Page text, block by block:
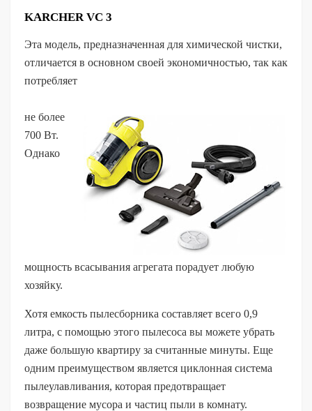
KARCHER VC 3
Эта модель, предназначенная для химической чистки,
отличается в основном своей экономичностью, так как
потребляет
не более
700 Вт.
Однако
мощность всасывания агрегата порадует любую
хозяйку.
Хотя емкость пылесборника составляет всего 0,9
литра, с помощью этого пылесоса вы можете убрать
даже большую квартиру за считанные минуты. Еще
одним преимуществом является циклонная система
пылеулавливания, которая предотвращает
возвращение мусора и частиц пыли в комнату.